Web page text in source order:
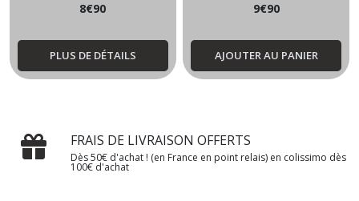
8€90
PLUS DE DÉTAILS
9€90
AJOUTER AU PANIER
FRAIS DE LIVRAISON OFFERTS
Dès 50€ d'achat ! (en France en point relais) en colissimo dès
100€ d'achat